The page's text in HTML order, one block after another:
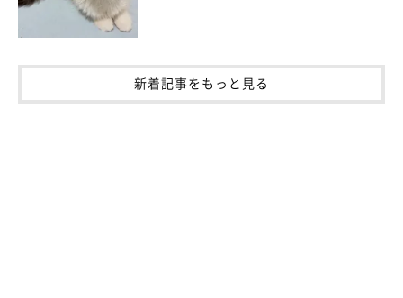
新着記事をもっと見る